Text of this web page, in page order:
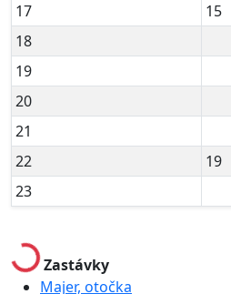
17
15
18
19
20
21
22
19
23
Loading...Zastávky
Majer, otočka